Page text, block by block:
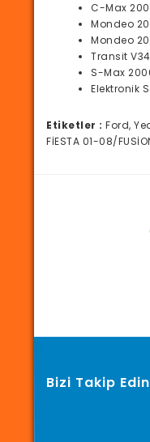
C-Max
Mondeo
Mondeo
Transit
S-Max
Elektronik
Etiketler : Ford,
FİESTA 01-08/
Bizi Takip Edin